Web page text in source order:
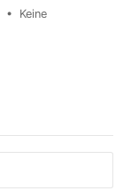
• Keine